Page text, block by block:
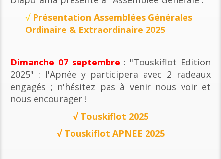
√ Présentation Assemblées Générales
Ordinaire & Extraordinaire 2025
Dimanche 07 septembre : "Touskiflot Edition
2025" : l'Apnée y participera avec 2 radeaux
engagés ; n'hésitez pas à venir nous voir et
nous encourager !
√ Touskiflot 2025
√ Touskiflot APNEE 2025